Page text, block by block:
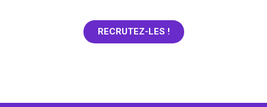
RECRUTEZ-LES !